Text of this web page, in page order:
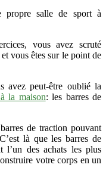
propre salle de sport à
vous avez scruté
vous êtes sur le point de
avez peut-être oublié la
la maison: les barres de
de traction pouvant
là que les barres de
l’un des achats les plus
votre corps en un